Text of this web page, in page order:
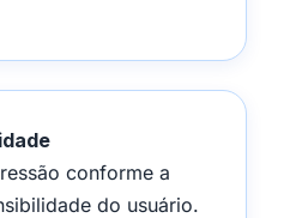
conforme a
do usuário.